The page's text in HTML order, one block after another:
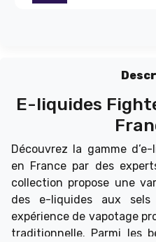
E-liquides
Découvrez la gamme
en France par des
collection propose une
des e-liquides aux
expérience de vapotage
traditionnelle. Parmi les